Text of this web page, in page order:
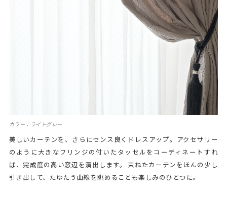
カラー：ライトグレー
美しいカーテンを、さらにセンス良くドレスアップ。アクセサリー
のように大きなフリンジの付いたタッセルをコーディネートすれ
ば、完成度の高い窓辺を演出します。 束ねたカーテンをほんの少し
引き出して、たゆたう曲線を眺めることも楽しみのひとつに。